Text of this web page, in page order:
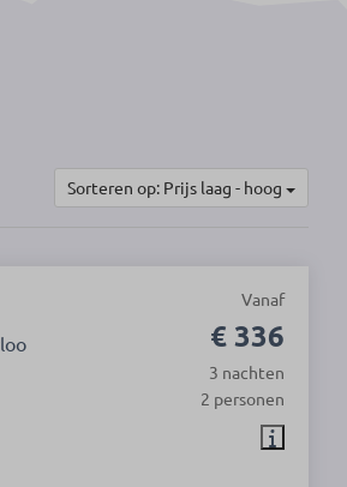
Sorteren op: Prijs laag - hoog
Vanaf
€ 336
3 nachten
2 personen